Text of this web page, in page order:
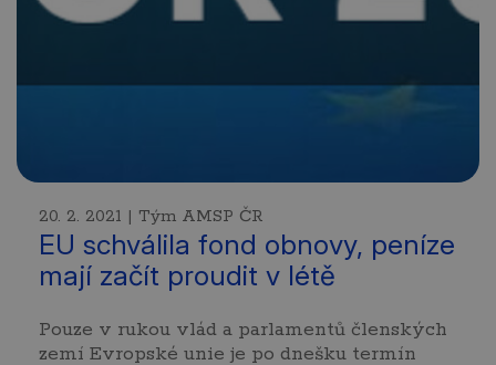
20. 2. 2021 | Tým AMSP ČR
EU schválila fond obnovy, peníze
mají začít proudit v létě
Pouze v rukou vlád a parlamentů členských
zemí Evropské unie je po dnešku termín